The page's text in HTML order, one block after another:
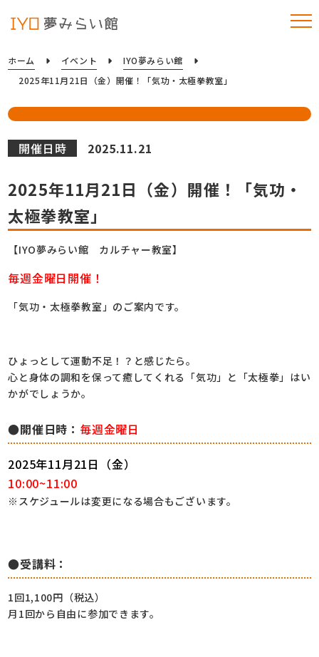
ホーム イベント
IYO夢みらい館
2025年11月21日（金）開催！「気功・太極拳教室」
開催日時 2025.11.21
2025年11月21日（金）開催！「気功・
太極拳教室」
【IYO夢みらい館 カルチャー教室】
毎週金曜日開催！
「気功・太極拳教室」のご案内です。
ひょっとして運動不足！？と感じたら。
心と身体の調和を保って癒してくれる「気功」と「太極拳」はい
かがでしょうか。
●開催日時： 毎週金曜日
2025年11月21日（金）
10:00~11:00
※スケジュールは変更になる場合もございます。
●受講料：
1回1,100円（税込）
月1回から自由に参加できます。